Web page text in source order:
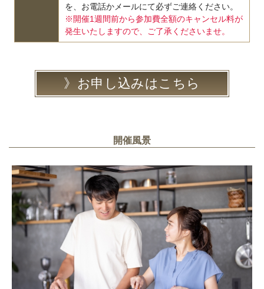
を、お電話かメールにて必ずご連絡ください。
※開催1週間前から参加費全額のキャンセル料が
発生いたしますので、ご了承くださいませ。
お申し込みはこちら
開催風景